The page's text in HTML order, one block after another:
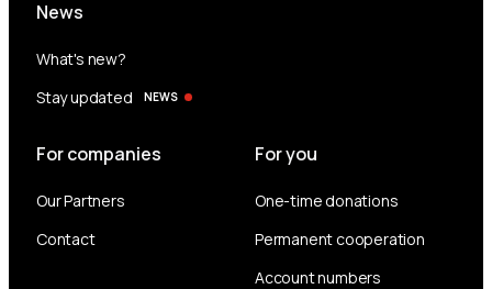
News
What's new?
Stay updated
NEWS
For companies
Our Partners
Contact
For you
One-time donations
Permanent cooperation
Account numbers